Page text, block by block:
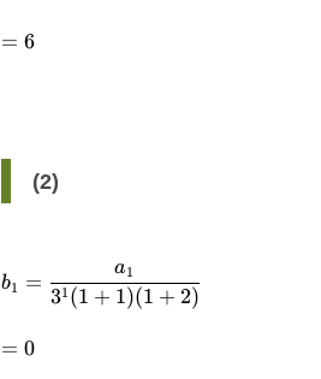
(1+1)(1+2)\}
=6
= 6
(2)
b_1=\cfrac{a_1}
{3^1(1+1)
(1+2)}
b1 =
31 (1 + 1)(1 + 2)
a1
=0
= 0